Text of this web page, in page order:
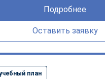
Подробнее
Оставить заявку
план